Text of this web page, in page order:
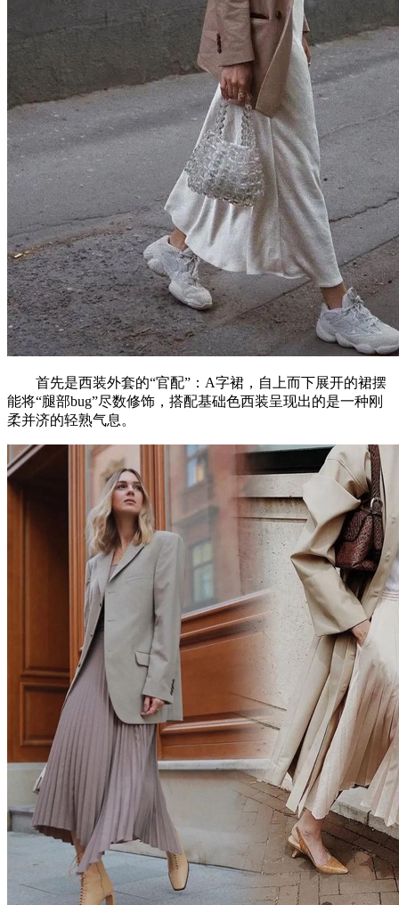
首先是西装外套的“官配”：A字裙，自上而下展开的裙摆
能将“腿部bug”尽数修饰，搭配基础色西装呈现出的是一种刚
柔并济的轻熟气息。